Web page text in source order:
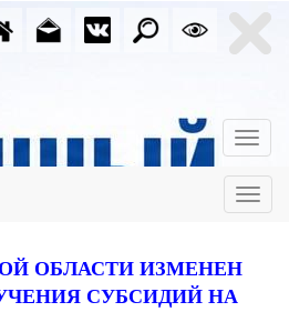
ОБЛАСТИ ИЗМЕНЕН
СУБСИДИЙ НА